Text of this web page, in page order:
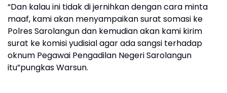
“Dan kalau ini tidak di jernihkan dengan cara minta
maaf, kami akan menyampaikan surat somasi ke
Polres Sarolangun dan kemudian akan kami kirim
surat ke komisi yudisial agar ada sangsi terhadap
oknum Pegawai Pengadilan Negeri Sarolangun
itu”pungkas Warsun.